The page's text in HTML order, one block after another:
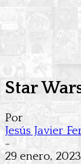
Star
Por
Jesús Javier
-
29 enero, 2023